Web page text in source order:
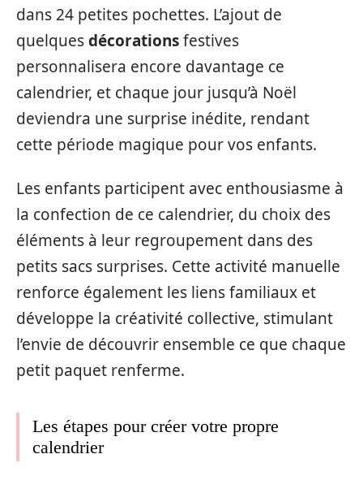
dans 24 petites pochettes. L’ajout de
quelquesdécorationsfestives
personnalisera encore davantage ce
calendrier, et chaque jour jusqu’à Noël
deviendra une surprise inédite, rendant
cette période magique pour vos enfants.
Les enfants participent avec enthousiasme à
la confection de ce calendrier, du choix des
éléments à leur regroupement dans des
petits sacs surprises. Cette activité manuelle
renforce également les liens familiaux et
développe la créativité collective, stimulant
l’envie de découvrir ensemble ce que chaque
petit paquet renferme.
Les étapes pour créer votre propre
calendrier